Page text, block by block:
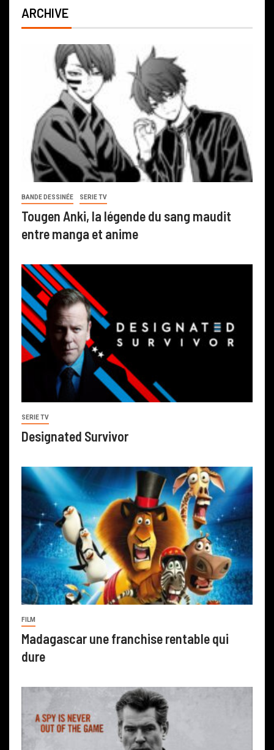
ARCHIVE
BANDE DESSINÉE SERIE TV
Tougen Anki, la légende du sang maudit
entre manga et anime
SERIE TV
Designated Survivor
FILM
Madagascar une franchise rentable qui
dure